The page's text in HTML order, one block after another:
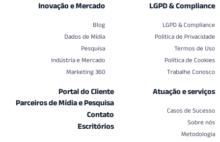
LGPD &
LGPD &
Politica de
Política
Trabalhe
Inovação e Mercado
Dados de Mídia
Indústria e Mercado
Marketing 360
Atuação e
Casos de
Portal do Cliente
Parceiros de Mídia e Pesquisa
Contato
Escritórios